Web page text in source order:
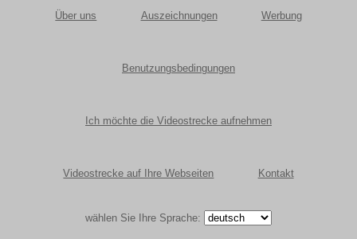
Über uns Auszeichnungen Werbung
Benutzungsbedingungen
Ich möchte die Videostrecke aufnehmen
Videostrecke auf Ihre Webseiten Kontakt
wählen Sie Ihre Sprache: